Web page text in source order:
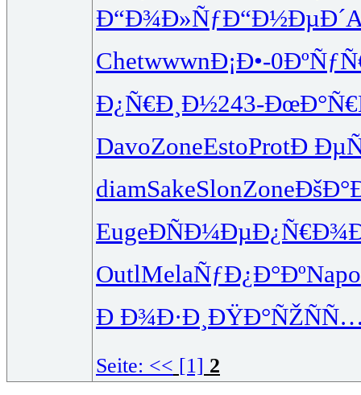
Ð“Ð¾Ð»ÑƒÐ“Ð½ÐµÐ´
ChetwwwnÐ¡Ð•-0
Ð¿Ñ€Ð¸Ð½243-
DavoZoneEstoProtÐ
diamSakeSlonZone
EugeÐÑÐ¼Ðµ
OutlMelaÑƒÐ¿Ð°ÐºNapo
Ð Ð¾Ð·Ð¸ ÐŸÐ°ÑŽÑ
Seite: << [1] 2